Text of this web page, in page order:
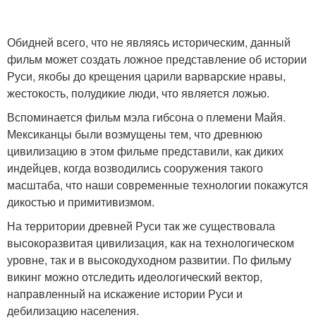
Обидней всего, что не являясь историческим, данный
фильм может создать ложное представление об истории
Руси, якобы до крещения царили варварские нравы,
жестокость, полудикие люди, что является ложью.
Вспоминается фильм мэла гибсона о племени Майя.
Мексиканцы были возмущены тем, что древнюю
цивилизацию в этом фильме представили, как диких
индейцев, когда возводились сооружения такого
масштаба, что наши современные технологии покажутся
дикостью и примитивизмом.
На территории древней Руси так же существовала
высокоразвитая цивилизация, как на технологическом
уровне, так и в высокодуходном развитии. По фильму
викинг можно отследить идеологический вектор,
направленный на искажение истории Руси и
дебилизацию населения.